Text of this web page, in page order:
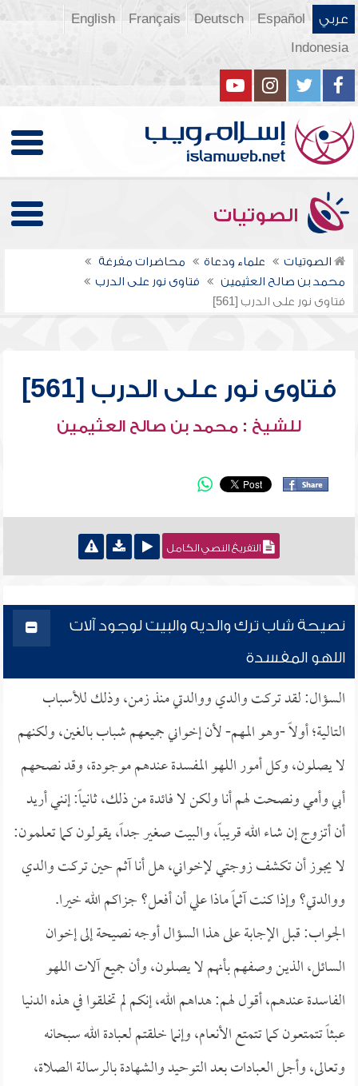
عربي Español
Deutsch
Français
English
Indonesia
الصوتيات
الصوتيات علماء ودعاة
محاضرات مفرغة
محمد بن صالح العثيمين
فتاوى نور على الدرب
فتاوى نور على الدرب [561]
فتاوى نور على الدرب [561]
للشيخ : محمد بن صالح العثيمين
التفريغ النصي الكامل
نصيحة شاب ترك والديه والبيت لوجود آلات
اللهو المفسدة
السؤال: لقد تركت والدي ووالدتي منذ زمن، وذلك للأسباب
التالية؛ أولاً -وهو المهم- لأن إخواني جميعهم شباب بالغين، ولكنهم
لا يصلون، وكل أمور اللهو المفسدة عندهم موجودة، وقد نصحهم
أبي وأمي ونصحت لهم أنا ولكن لا فائدة من ذلك، ثانياً: إنني أريد
أن أتزوج إن شاء الله قريباً، والبيت صغير جداً، يقولون كما تعلمون:
لا يجوز أن تكشف زوجتي لإخواني، هل أنا آثم حين تركت والدي
ووالدتي؟ وإذا كنت آثماً ماذا علي أن أفعل؟ جزاكم الله خيرا.
الجواب: قبل الإجابة على هذا السؤال أوجه نصيحة إلى إخوان
السائل، الذين وصفهم بأنهم لا يصلون، وأن جميع آلات اللهو
الفاسدة عندهم، أقول لهم: هداهم الله، إنكم لم تخلقوا في هذه الدنيا
عبثاً تتمتعون كما تتمتع الأنعام، وإنما خلقتم لعبادة الله سبحانه
وتعالى، وأجل العبادات بعد التوحيد والشهادة بالرسالة الصلاة،